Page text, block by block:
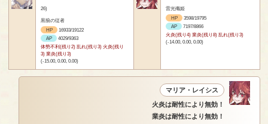
26)
黒狼の従者
HP
16933/19122
AP
4029/9363
体勢不利(残り2) 乱れ(残り3) 火炎(残り
3) 業炎(残り3)
(-15.00, 0.00, 0.00)
雷光殲姫
HP
3598/19795
AP
7197/8866
火炎(残り4) 業炎(残り8) 乱れ(残り3)
(-14.00, 0.00, 0.00)
マリア・レイシス
火炎は耐性により無効！
業炎は耐性により無効！